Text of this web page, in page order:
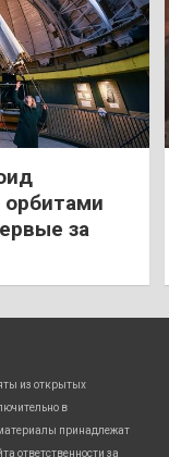
за
из открытых
в
принадлежат
ответственности за